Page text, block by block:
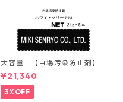
大容量｜【白場汚染防止剤】
｜2kg×5本｜ホワイトクリー
ナＭ
¥21,340
3%OFF